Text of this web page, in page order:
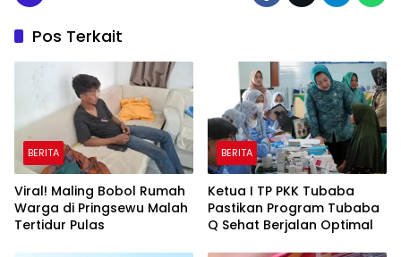
Pos Terkait
BERITA
Viral! Maling Bobol Rumah
Warga di Pringsewu Malah
Tertidur Pulas
BERITA
Ketua I TP PKK Tubaba
Pastikan Program Tubaba
Q Sehat Berjalan Optimal